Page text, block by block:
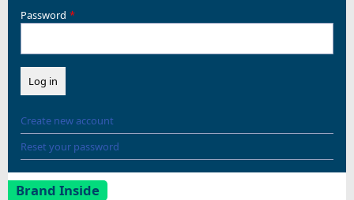
Password
Create new account
Reset your password
Brand Inside